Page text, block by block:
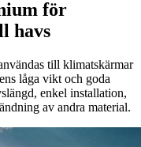
för
havs
till klimatskärmar
låga vikt och goda
enkel installation,
av andra material.